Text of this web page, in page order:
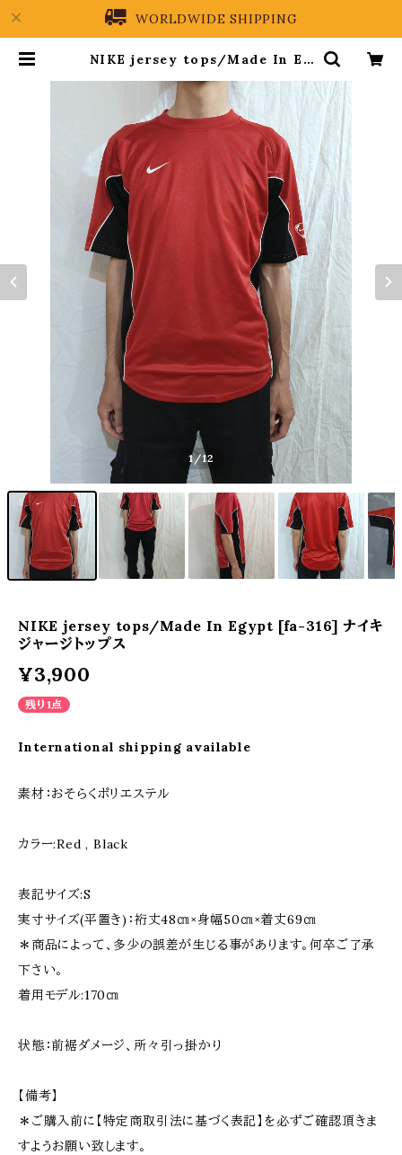
WORLDWIDE SHIPPING
NIKE jersey tops/Made In Eg
ス | PREIN
1/12
NIKE jersey tops/Made In Egypt [fa-316] ナイキ
ジャージトップス
¥3,900
残り1点
International shipping available
素材：おそらくポリエステル
カラー:Red , Black
表記サイズ:S
実寸サイズ(平置き)：裄丈48㎝×身幅50㎝×着丈69㎝
＊商品によって、多少の誤差が生じる事があります。何卒ご了承
下さい。
着用モデル:170㎝
状態：前裾ダメージ、所々引っ掛かり
【備考】
＊ご購入前に【特定商取引法に基づく表記】を必ずご確認頂きま
すようお願い致します。